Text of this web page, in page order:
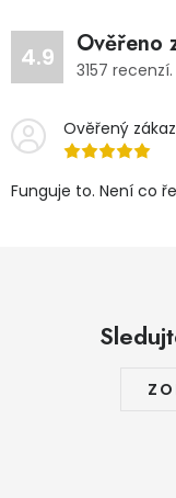
4.9 Ověřeno
3157 recenzí.
Ověřený
Funguje to. Není co